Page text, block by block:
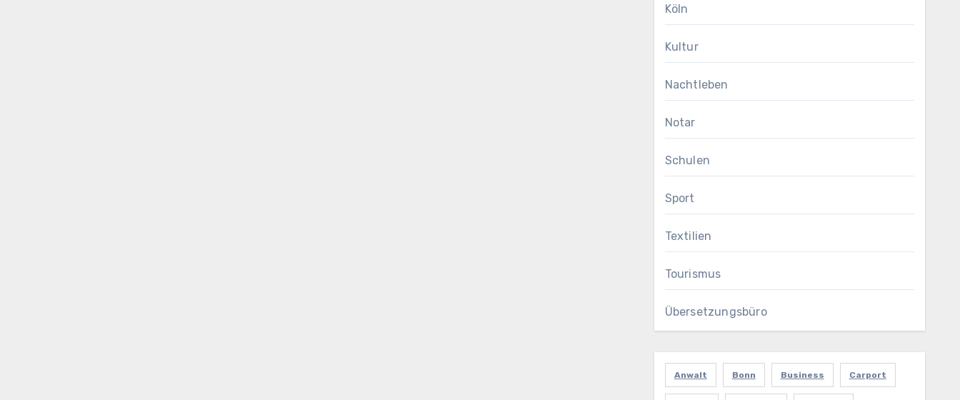
Köln
Kultur
Nachtleben
Notar
Schulen
Sport
Textilien
Tourismus
Übersetzungsbüro
Anwalt Bonn Business Carport